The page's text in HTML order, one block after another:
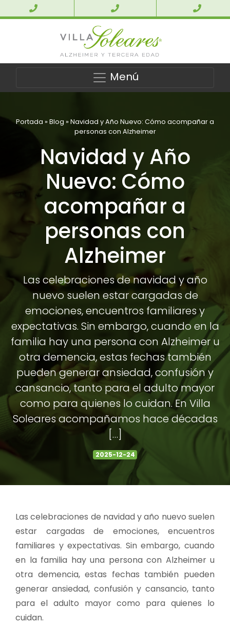
Menú
Portada » Blog » Navidad y Año Nuevo: Cómo acompañar a
personas con Alzheimer
Navidad y Año
Nuevo: Cómo
acompañar a
personas con
Alzheimer
Las celebraciones de navidad y año
nuevo suelen estar cargadas de
emociones, encuentros familiares y
expectativas. Sin embargo, cuando en la
familia hay una persona con Alzheimer u
otra demencia, estas fechas también
pueden generar ansiedad, confusión y
cansancio, tanto para el adulto mayor
como para quienes lo cuidan. En Villa
Soleares acompañamos hace décadas
[…]
2025-12-24
Las celebraciones de navidad y año nuevo suelen
estar cargadas de emociones, encuentros
familiares y expectativas. Sin embargo, cuando
en la familia hay una persona con Alzheimer u
otra demencia, estas fechas también pueden
generar ansiedad, confusión y cansancio, tanto
para el adulto mayor como para quienes lo
cuidan.